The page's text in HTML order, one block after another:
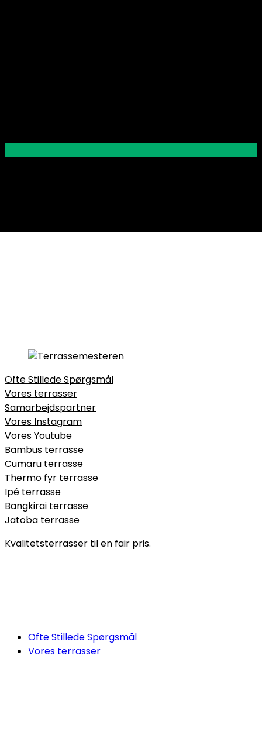
Ofte Stillede Spørgsmål
Vores terrasser
Samarbejdspartner
Vores Instagram
Vores Youtube
Bambus terrasse
Cumaru terrasse
Thermo fyr terrasse
Ipé terrasse
Bangkirai terrasse
Jatoba terrasse
Kvalitetsterrasser til en fair pris.
Ofte Stillede Spørgsmål
Vores terrasser